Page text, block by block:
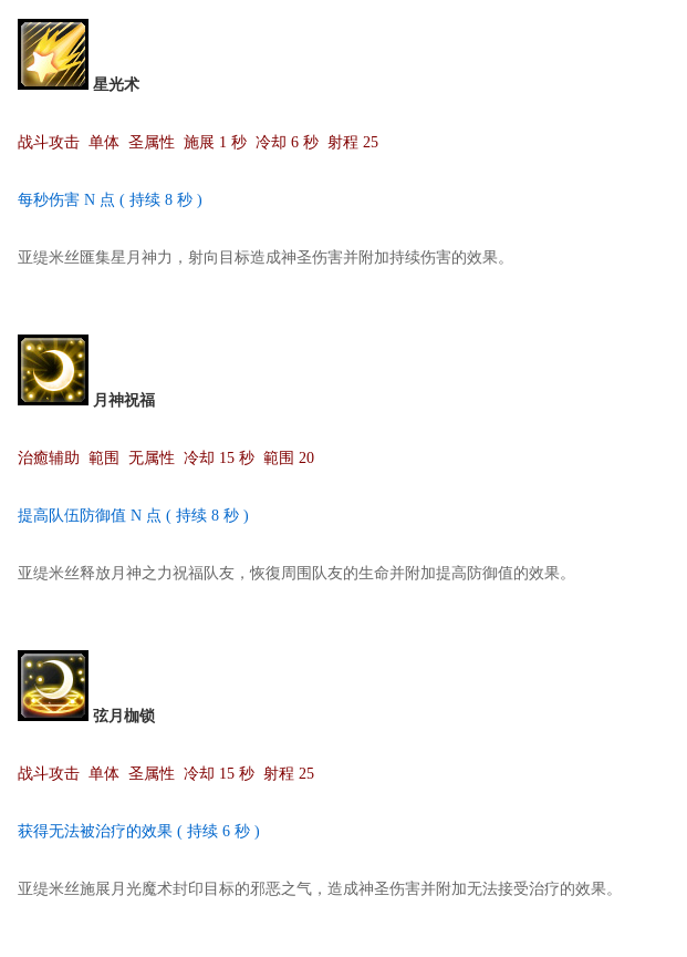
星光术
战斗攻击 单体 圣属性 施展 1 秒 冷却 6 秒 射程 25
每秒伤害 N 点 ( 持续 8 秒 )
亚缇米丝匯集星月神力，射向目标造成神圣伤害并附加持续伤害的效果。
月神祝福
治癒辅助 範围 无属性 冷却 15 秒 範围 20
提高队伍防御值 N 点 ( 持续 8 秒 )
亚缇米丝释放月神之力祝福队友，恢復周围队友的生命并附加提高防御值的效果。
弦月枷锁
战斗攻击 单体 圣属性 冷却 15 秒 射程 25
获得无法被治疗的效果 ( 持续 6 秒 )
亚缇米丝施展月光魔术封印目标的邪恶之气，造成神圣伤害并附加无法接受治疗的效果。